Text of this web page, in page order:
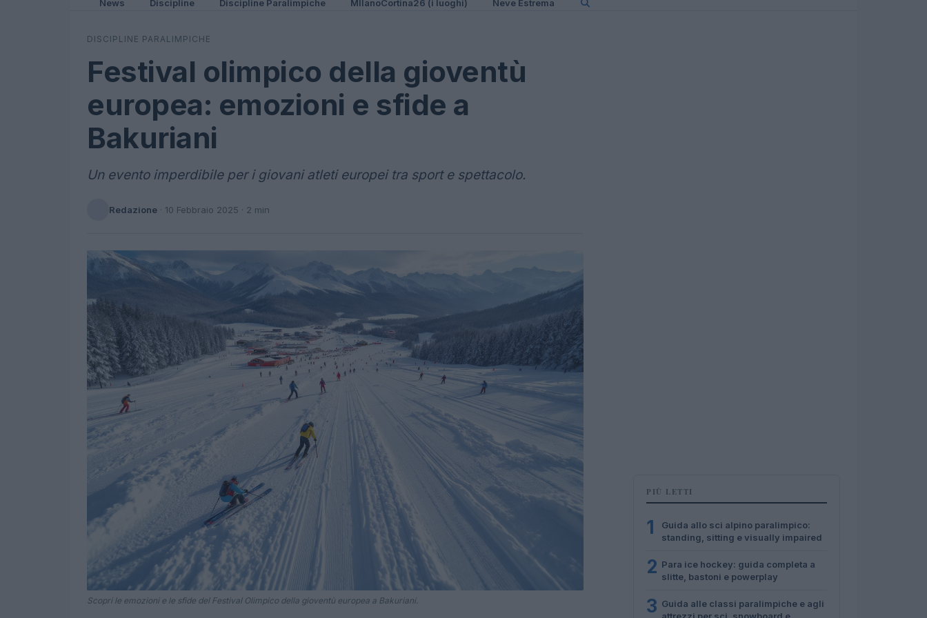
News Discipline Discipline Paralimpiche MIlanoCortina26 (i luoghi) Neve Estrema
DISCIPLINE PARALIMPICHE
Festival olimpico della gioventù
europea: emozioni e sfide a
Bakuriani
Un evento imperdibile per i giovani atleti europei tra sport e spettacolo.
Redazione · 10 Febbraio 2025 · 2 min
Scopri le emozioni e le sfide del Festival Olimpico della gioventù europea a Bakuriani.
PIÙ LETTI
1
Guida allo sci alpino paralimpico:
standing, sitting e visually impaired
2 Para ice hockey: guida completa a
slitte, bastoni e powerplay
3 Guida alle classi paralimpiche e agli